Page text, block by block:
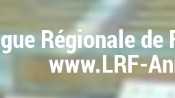
Régionale de
www.LRF-